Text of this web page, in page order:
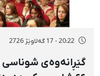
20:22 - 17 گەلاوێژ 2726
گێڕانەوەی